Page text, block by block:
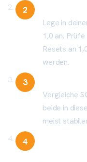
Lege in
1,0 an.
Resets an
werden.
Vergleiche
beide in
meist